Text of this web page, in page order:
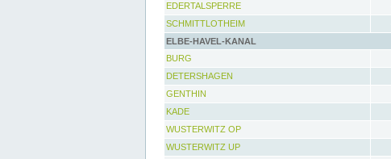
EDERTALSPERRE
SCHMITTLOTHEIM
ELBE-HAVEL-KANAL
BURG
DETERSHAGEN
GENTHIN
KADE
WUSTERWITZ OP
WUSTERWITZ UP